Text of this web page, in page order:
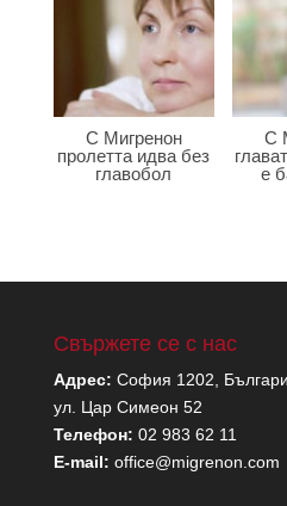
С Мигренон
пролетта идва без
главобол
С
е
Свържете се с нас
Адрес: София 1202,
ул. Цар Симеон 52
Телефон: 02 983 62 11
E-mail: office@migrenon.com